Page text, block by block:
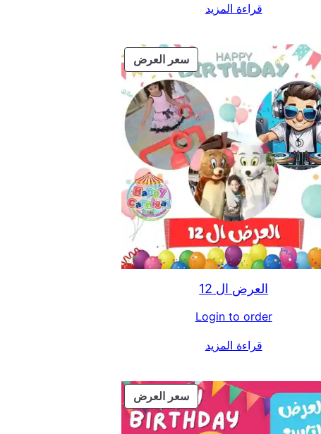
قراءة المزيد
سعر العرض منتج
مخفض
العرض ال 12
Login to order
قراءة المزيد
سعر العرض
مخفض